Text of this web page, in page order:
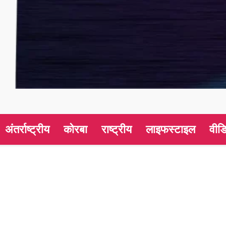
अंतर्राष्ट्रीय कोरबा राष्ट्रीय लाइफस्टाइल